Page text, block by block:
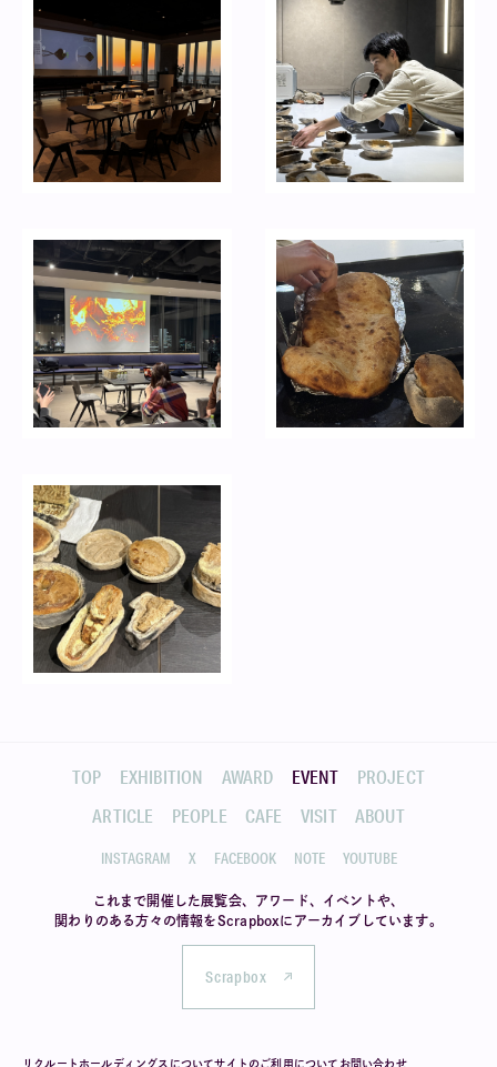
TOP EXHIBITION AWARD EVENT
PROJECT
ARTICLE
PEOPLE CAFE VISIT ABOUT
INSTAGRAM X FACEBOOK NOTE YOUTUBE
これまで開催した展覧会、アワード、イベントや、
関わりのある方々の情報をScrapboxにアーカイブしています。
Scrapbox
リクルートホールディングスについてサイトのご利用について お問い合わせ